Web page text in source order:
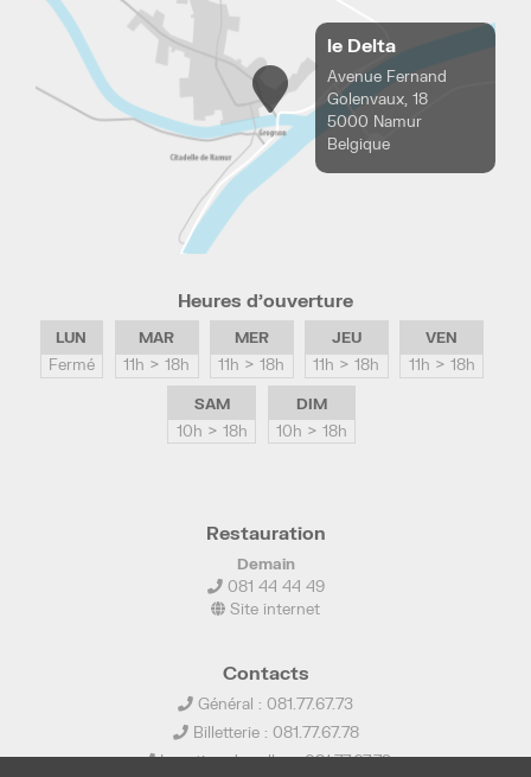
le Delta
Avenue Fernand
Golenvaux, 18
5000 Namur
Belgique
Heures d’ouverture
LUN
Fermé
MAR
11h > 18h
MER
11h > 18h
JEU
11h > 18h
VEN
11h > 18h
SAM
10h > 18h
DIM
10h > 18h
Restauration
Demain
081 44 44 49
Site internet
Contacts
Général : 081.77.67.73
Billetterie : 081.77.67.78
Location de salles : 081.77.67.79